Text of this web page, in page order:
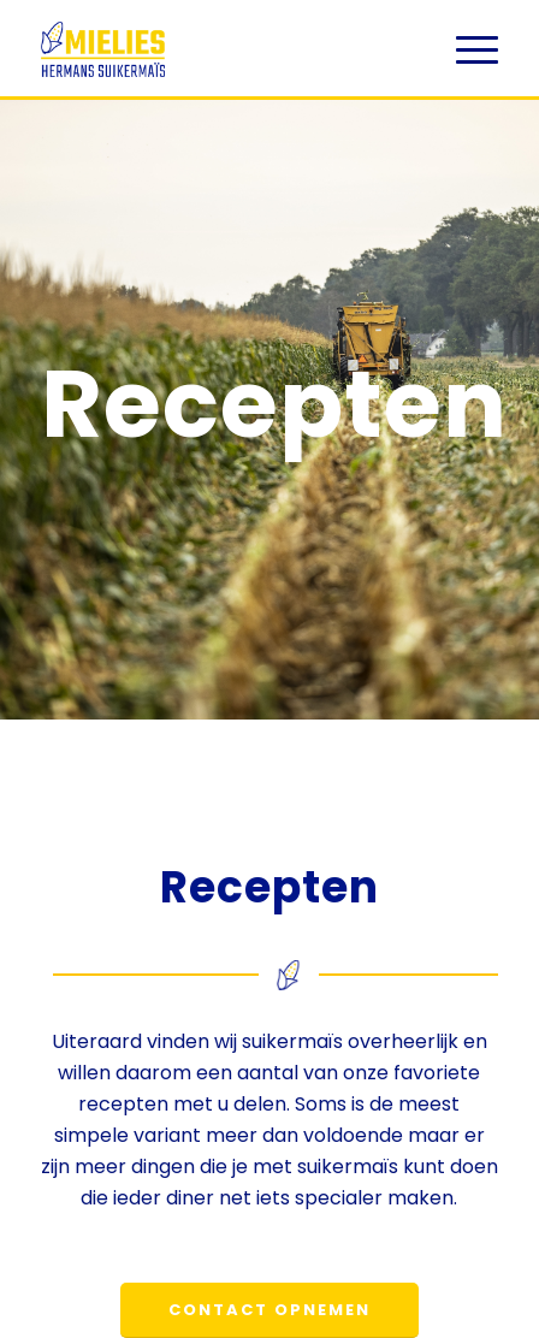
Recepten
Recepten
Uiteraard vinden wij suikermaïs overheerlijk en
willen daarom een aantal van onze favoriete
recepten met u delen. Soms is de meest
simpele variant meer dan voldoende maar er
zijn meer dingen die je met suikermaïs kunt doen
die ieder diner net iets specialer maken.
CONTACT OPNEMEN